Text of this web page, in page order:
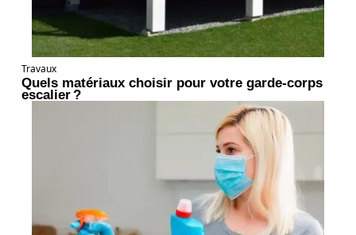
Travaux
Quels matériaux choisir pour votre garde-corps
escalier ?